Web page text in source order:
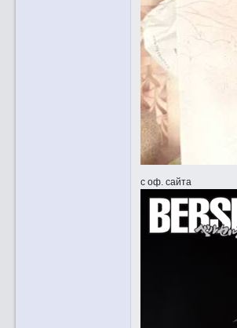
с оф. сайта